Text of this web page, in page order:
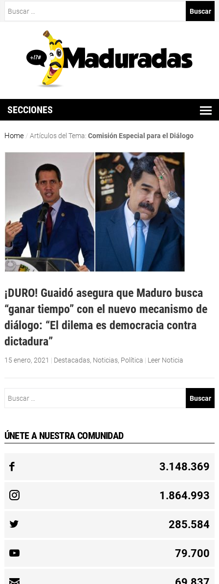
SECCIONES
Home / Artículos del Tema: Comisión Especial para el Diálogo
¡DURO! Guaidó asegura que Maduro busca
“ganar tiempo” con el nuevo mecanismo de
diálogo: “El dilema es democracia contra
dictadura”
15 enero, 2021 | Destacadas, Noticias, Política | Leer Noticia
ÚNETE A NUESTRA COMUNIDAD
3.148.369
1.864.993
285.584
79.700